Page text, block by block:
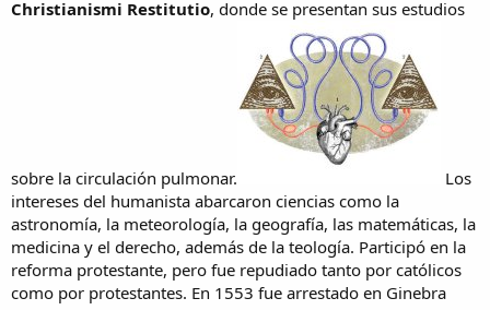
Christianismi Restitutio, donde se presentan sus estudios
sobre la circulación pulmonar.
Los
intereses del humanista abarcaron ciencias como la
astronomía, la meteorología, la geografía, las matemáticas, la
medicina y el derecho, además de la teología. Participó en la
reforma protestante, pero fue repudiado tanto por católicos
como por protestantes. En 1553 fue arrestado en Ginebra